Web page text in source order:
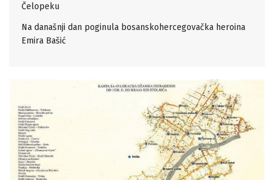
Čelopeku
Na današnji dan poginula bosanskohercegovačka heroina
Emira Bašić